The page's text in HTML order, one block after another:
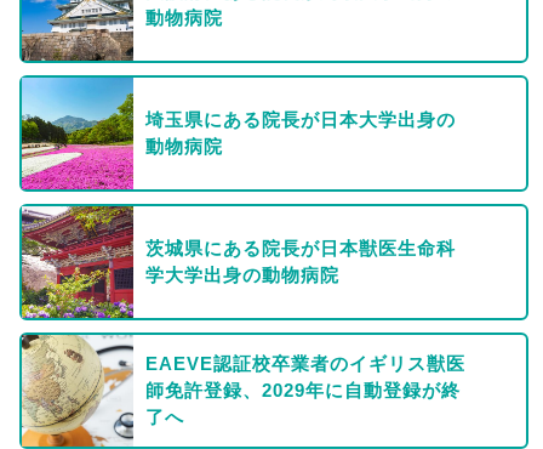
動物病院
埼玉県にある院長が日本大学出身の
動物病院
茨城県にある院長が日本獣医生命科
学大学出身の動物病院
EAEVE認証校卒業者のイギリス獣医
師免許登録、2029年に自動登録が終
了へ